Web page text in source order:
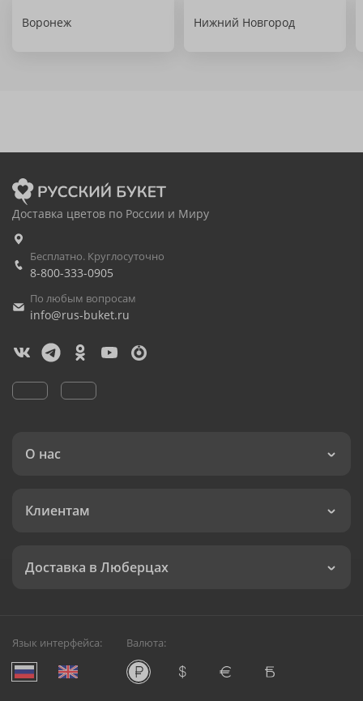
Воронеж Нижний Новгород
Доставка цветов по России и Миру
Бесплатно. Круглосуточно
8-800-333-0905
По любым вопросам
info@rus-buket.ru
О нас
Клиентам
Доставка в Люберцах
Язык интерфейса: Валюта: